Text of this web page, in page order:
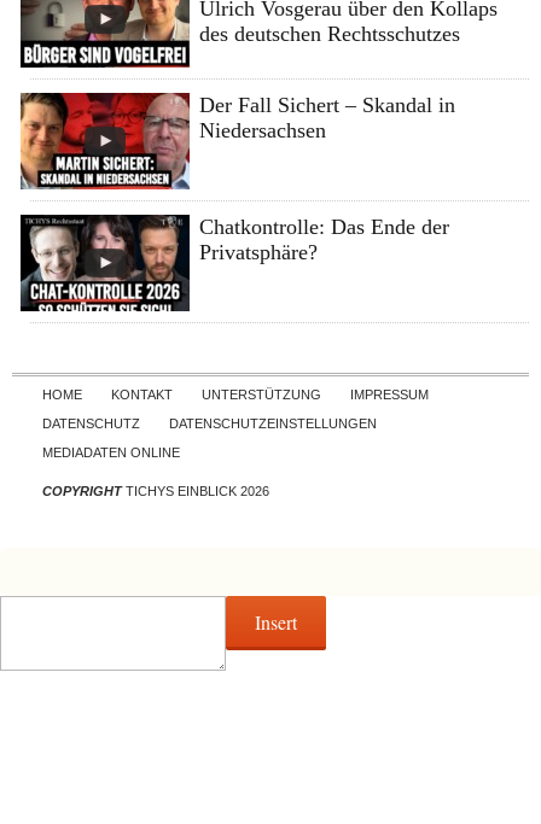
Ulrich Vosgerau über den Kollaps
des deutschen Rechtsschutzes
Der Fall Sichert – Skandal in
Niedersachsen
Chatkontrolle: Das Ende der
Privatsphäre?
Skip to content
HOME KONTAKT UNTERSTÜTZUNG
IMPRESSUM
DATENSCHUTZ
DATENSCHUTZEINSTELLUNGEN
MEDIADATEN ONLINE
COPYRIGHTTICHYS EINBLICK 2026
Insert